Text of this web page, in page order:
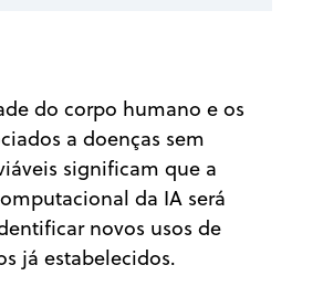
do corpo humano e os
a doenças sem
significam que a
da IA será
novos usos de
já estabelecidos.